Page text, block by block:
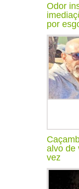
Odor
por
alvo de
vez